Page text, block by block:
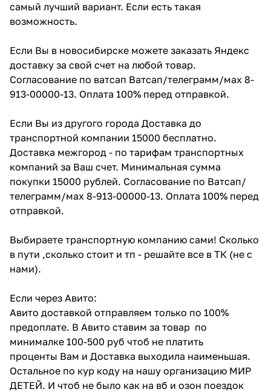
самый лучший вариант. Если есть такая
возможность.
Если Вы в новосибирске можете заказать Яндекс
доставку за свой счет на любой товар.
Согласование по ватсап Ватсап/телеграмм/мах 8-
913-00000-13. Оплата 100% перед отправкой.
Если Вы из другого города Доставка до
транспортной компании 15000 бесплатно.
Доставка межгород - по тарифам транспортных
компаний за Ваш счет. Минимальная сумма
покупки 15000 рублей. Согласование по Ватсап/
телеграмм/мах 8-913-00000-13. Оплата 100% перед
отправкой.
Выбираете транспортную компанию сами! Сколько
в пути ,сколько стоит и тп - решайте все в ТК (не с
нами).
Если через Авито:
Авито доставкой отправляем только по 100%
предоплате. В Авито ставим за товар по
минималке 100-500 руб чтоб не платить
проценты Вам и Доставка выходила наименьшая.
Остальное по кур коду на нашу организацию МИР
ДЕТЕЙ. И чтоб не было как на вб и озон поездок